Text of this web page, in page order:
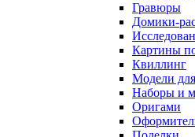
Гравюры
Домики-
Картины
Квиллинг
Модели
Наборы и
Оригами